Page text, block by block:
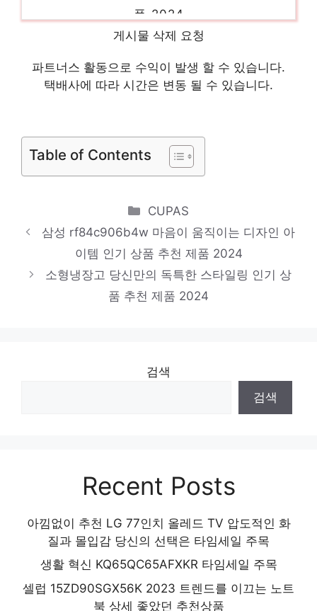
s834mee30
추천 제품 2024
2024
lg 냉장고 4도어 매직스페이스
제품 2024
다가오는 여름, 시원하게! 인기 상품 추천 제
품 2024
게시물 삭제 요청
파트너스 활동으로 수익이 발생 할 수 있습니다.
택배사에 따라 시간은 변동 될 수 있습니다.
Table of Contents
Categories
CUPAS
삼성 rf84c906b4w 마음이 움직이는 디자인 아
이템 인기 상품 추천 제품 2024
소형냉장고 당신만의 독특한 스타일링 인기 상
품 추천 제품 2024
검색
검색
Recent Posts
아낌없이 추천 LG 77인치 올레드 TV 압도적인 화
질과 몰입감 당신의 선택은 타임세일 주목
생활 혁신 KQ65QC65AFXKR 타임세일 주목
셀럽 15ZD90SGX56K 2023 트렌드를 이끄는 노트
북 상세 좋았던 추천상품